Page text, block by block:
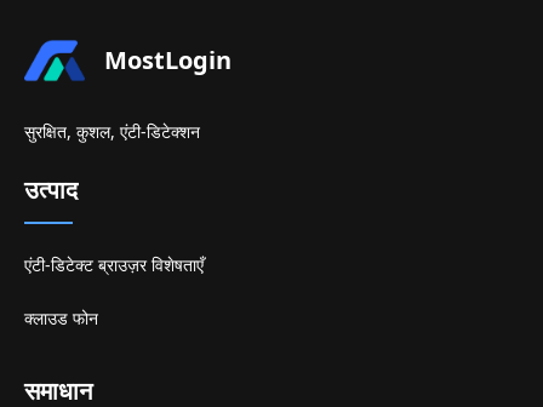
MostLogin
सुरक्षित, कुशल, एंटी-डिटेक्शन
उत्पाद
एंटी-डिटेक्ट ब्राउज़र विशेषताएँ
क्लाउड फोन
समाधान